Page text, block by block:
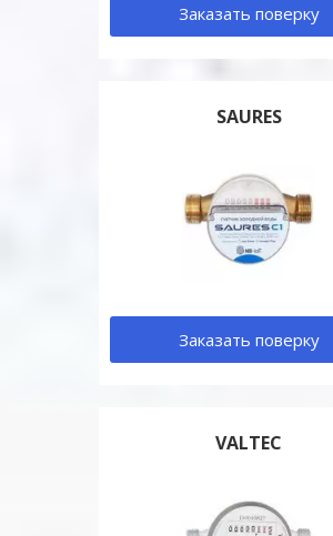
Заказать поверку
SAURES
Заказать поверку
VALTEC